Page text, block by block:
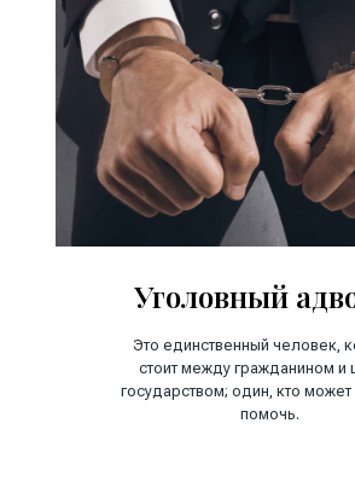
Уголовный
Это единственный человек,
стоит между гражданином и
государством; один, кто может
помочь.